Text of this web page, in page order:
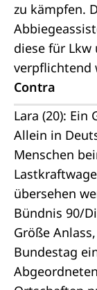
zu kämpfen.
diese für Lkw
verpflichtend
Contra
Lara (20):
Allein in
Menschen
übersehen
Bündnis 90/
Größe
Bundestag